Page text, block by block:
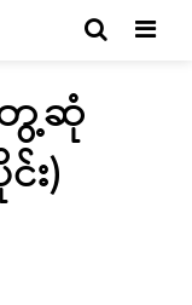
ေ့ဆုံ
း)